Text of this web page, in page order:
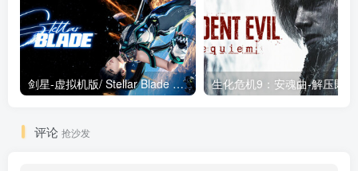
剑星-虚拟机版/ Stellar Blade v1.4.1|Build.19963153 终极版新补丁 送修改器 免安装中文版
评论 抢沙发